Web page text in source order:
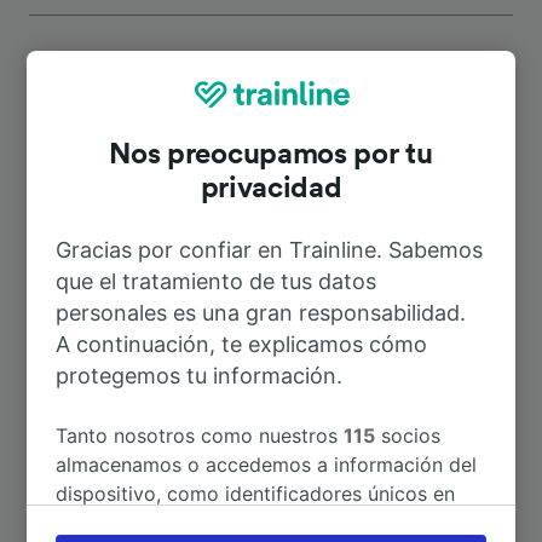
Colleferro-Segni-Paliano
Duración
A Roma Termini 40min
A Frosinone
A Ciampino 28min
A Cassino 57min
Nos preocupamos por tu
privacidad
Gracias por confiar en Trainline. Sabemos
que el tratamiento de tus datos
personales es una gran responsabilidad.
A continuación, te explicamos cómo
protegemos tu información.
Tanto nosotros como nuestros115 socios
almacenamos o accedemos a información del
dispositivo, como identificadores únicos en